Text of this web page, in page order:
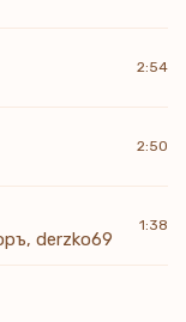
2:54
2:50
derzko69
1:38